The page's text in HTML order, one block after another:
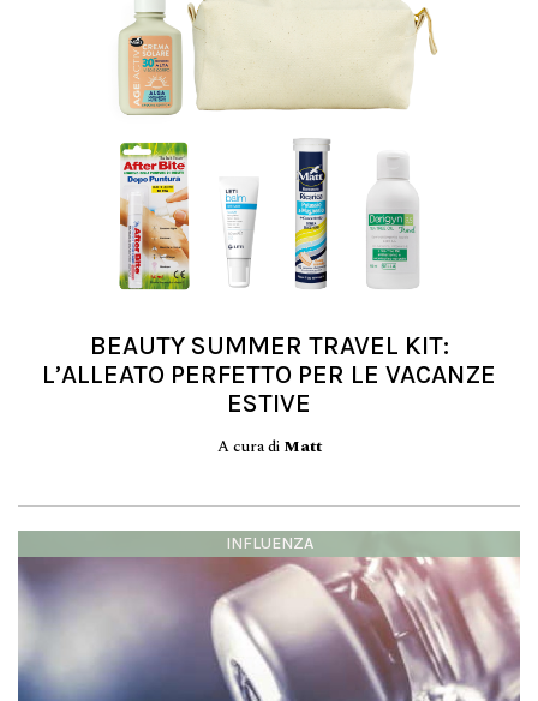
BEAUTY SUMMER TRAVEL KIT:
L’ALLEATO PERFETTO PER LE VACANZE
ESTIVE
A cura di Matt
INFLUENZA